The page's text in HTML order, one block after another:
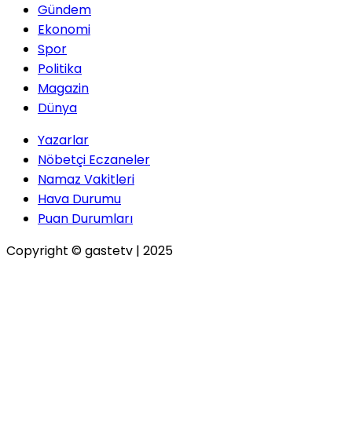
Gündem
Ekonomi
Spor
Politika
Magazin
Dünya
Yazarlar
Nöbetçi Eczaneler
Namaz Vakitleri
Hava Durumu
Puan Durumları
Copyright © gastetv | 2025